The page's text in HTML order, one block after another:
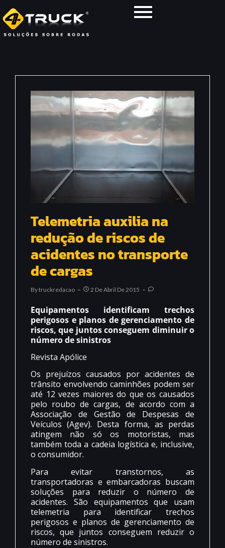
Telemetria auxilia na
redução de riscos de
acidentes no transporte
de cargas
ByTruckredacao 2 De Abril De 2015
Equipamentos identificam trechos
perigosos e planos de gerenciamento de
riscos, que juntos conseguem diminuir o
número de sinistros
Revista Apólice
Os prejuízos causados por acidentes de
trânsito envolvendo caminhões podem ser
até 12 vezes maiores do que os causados
pelo roubo de cargas, de acordo com a
Associação de Gestão de Despesas de
Veículos (Agev). Desta forma, as perdas
atingem não só os motoristas, mas
também toda a cadeia logística e, inclusive,
o consumidor.
Para evitar transtornos, as
transportadoras e embarcadoras buscam
soluções para reduzir o número de
acidentes. São equipamentos que usam
telemetria para identificar trechos
perigosos e planos de gerenciamento de
riscos, que juntos conseguem reduzir o
número de sinistros.